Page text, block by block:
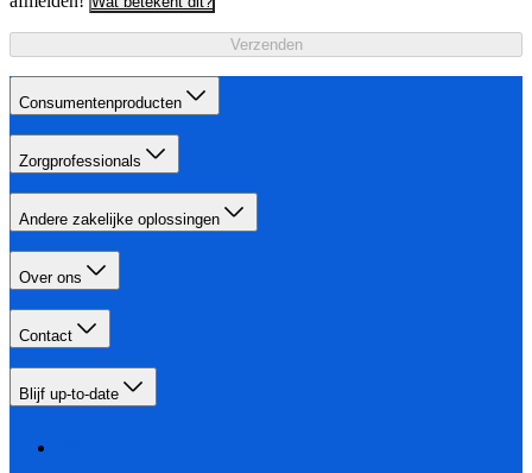
Verzenden
Consumentenproducten
Zorgprofessionals
Andere zakelijke oplossingen
Over ons
Contact
Blijf up-to-date